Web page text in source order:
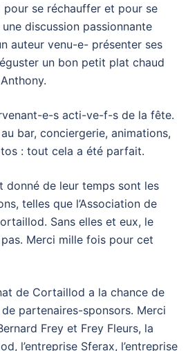
pour se réchauffer et pour se
discussion passionnante
auteur venu-e- présenter ses
un bon petit plat chaud
e-s acti-ve-f-s de la fête.
bar, conciergerie, animations,
: tout cela a été parfait.
donné de leur temps sont les
telles que l’Association de
Sans elles et eux, le
Merci mille fois pour cet
de Cortaillod a la chance de
partenaires-sponsors. Merci
Frey et Frey Fleurs, la
l’entreprise Sferax, l’entreprise